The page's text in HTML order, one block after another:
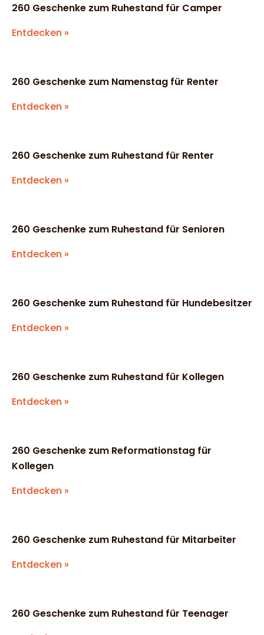
260 Geschenke zum Ruhestand für Camper
Entdecken »
260 Geschenke zum Namenstag für Renter
Entdecken »
260 Geschenke zum Ruhestand für Renter
Entdecken »
260 Geschenke zum Ruhestand für Senioren
Entdecken »
260 Geschenke zum Ruhestand für Hundebesitzer
Entdecken »
260 Geschenke zum Ruhestand für Kollegen
Entdecken »
260 Geschenke zum Reformationstag für
Kollegen
Entdecken »
260 Geschenke zum Ruhestand für Mitarbeiter
Entdecken »
260 Geschenke zum Ruhestand für Teenager